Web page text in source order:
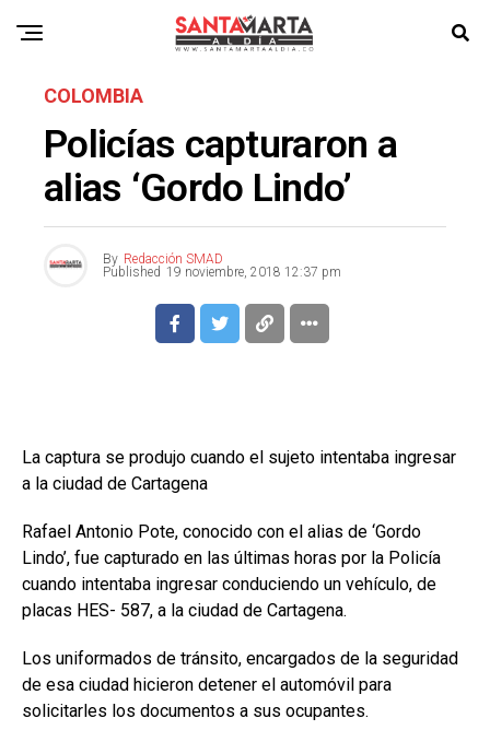
COLOMBIA
Policías capturaron a
alias ‘Gordo Lindo’
By Redacción SMAD
Published 19 noviembre, 2018 12:37 pm
La captura se produjo cuando el sujeto intentaba ingresar
a la ciudad de Cartagena
Rafael Antonio Pote, conocido con el alias de ‘Gordo
Lindo’, fue capturado en las últimas horas por la Policía
cuando intentaba ingresar conduciendo un vehículo, de
placas HES- 587, a la ciudad de Cartagena.
Los uniformados de tránsito, encargados de la seguridad
de esa ciudad hicieron detener el automóvil para
solicitarles los documentos a sus ocupantes.